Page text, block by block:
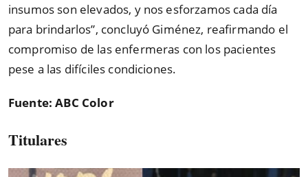
insumos son elevados, y nos esforzamos cada día
para brindarlos”, concluyó Giménez, reafirmando el
compromiso de las enfermeras con los pacientes
pese a las difíciles condiciones.
Fuente: ABC Color
Titulares